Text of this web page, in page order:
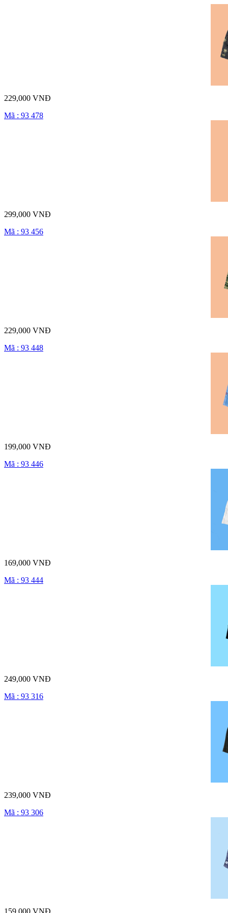
229,000 VNĐ
Mã : 93 478
299,000 VNĐ
Mã : 93 456
229,000 VNĐ
Mã : 93 448
199,000 VNĐ
Mã : 93 446
169,000 VNĐ
Mã : 93 444
249,000 VNĐ
Mã : 93 316
239,000 VNĐ
Mã : 93 306
159,000 VNĐ